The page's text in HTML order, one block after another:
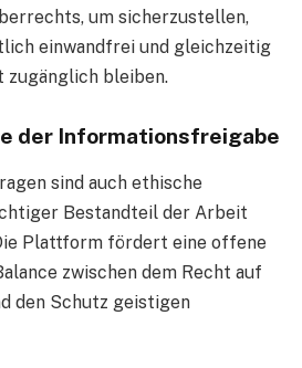
um sicherzustellen,
einwandfrei und gleichzeitig
bleiben.
der Informationsfreigabe
sind auch ethische
Bestandteil der Arbeit
Plattform fördert eine offene
zwischen dem Recht auf
den Schutz geistigen